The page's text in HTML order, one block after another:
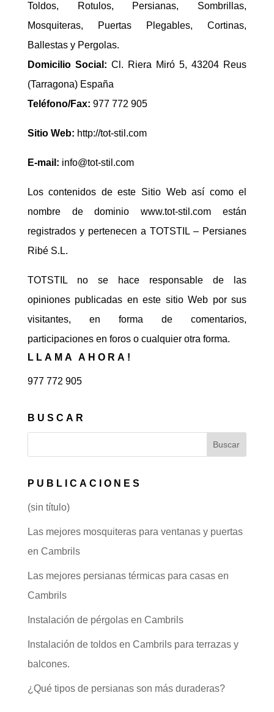
Toldos, Rotulos, Persianas, Sombrillas,
Mosquiteras, Puertas Plegables, Cortinas,
Ballestas y Pergolas.
Domicilio Social: Cl. Riera Miró 5, 43204 Reus
(Tarragona) España
Teléfono/Fax: 977 772 905
Sitio Web: http://tot-stil.com
E-mail: info@tot-stil.com
Los contenidos de este Sitio Web así como el
nombre de dominio www.tot-stil.com están
registrados y pertenecen a TOTSTIL – Persianes
Ribé S.L.
TOTSTIL no se hace responsable de las
opiniones publicadas en este sitio Web por sus
visitantes, en forma de comentarios,
participaciones en foros o cualquier otra forma.
LLAMA AHORA!
977 772 905
BUSCAR
PUBLICACIONES
(sin título)
Las mejores mosquiteras para ventanas y puertas
en Cambrils
Las mejores persianas térmicas para casas en
Cambrils
Instalación de pérgolas en Cambrils
Instalación de toldos en Cambrils para terrazas y
balcones.
¿Qué tipos de persianas son más duraderas?